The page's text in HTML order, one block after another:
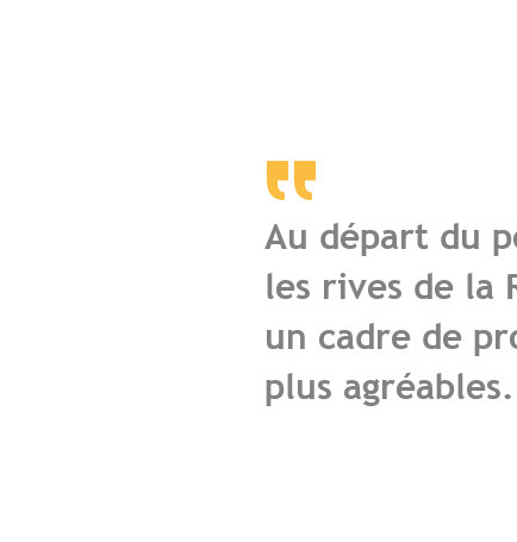
Au départ du
les rives de la
un cadre de
plus agréables.